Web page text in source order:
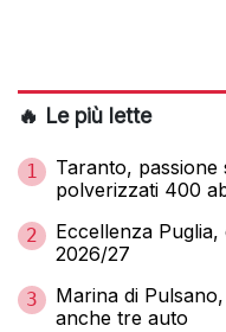
🔥 Le più lette
1
Taranto, passione
polverizzati 400
2
Eccellenza
2026/27
3
Marina di
anche tre auto